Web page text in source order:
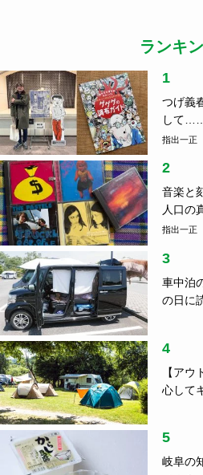
ランキ
1
つげ義
して
指出一正
2
音楽と
人口の
指出一正
3
車中泊
の日に
4
【ア
心して
5
岐阜の